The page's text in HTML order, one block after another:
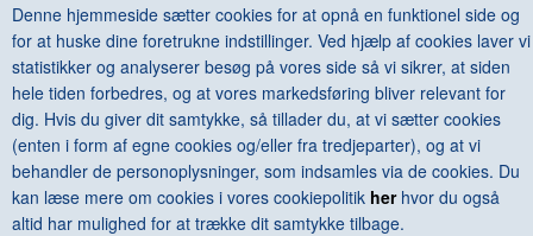
Denne hjemmeside sætter cookies for at opnå en funktionel side og
for at huske dine foretrukne indstillinger. Ved hjælp af cookies laver vi
statistikker og analyserer besøg på vores side så vi sikrer, at siden
hele tiden forbedres, og at vores markedsføring bliver relevant for
dig. Hvis du giver dit samtykke, så tillader du, at vi sætter cookies
(enten i form af egne cookies og/eller fra tredjeparter), og at vi
behandler de personoplysninger, som indsamles via de cookies. Du
kan læse mere om cookies i vores cookiepolitik herhvor du også
altid har mulighed for at trække dit samtykke tilbage.
KONTAKT & ÅBNINSTIDER NYHEDSBREV
UDVIDET SØGNING Salgsbetingelser